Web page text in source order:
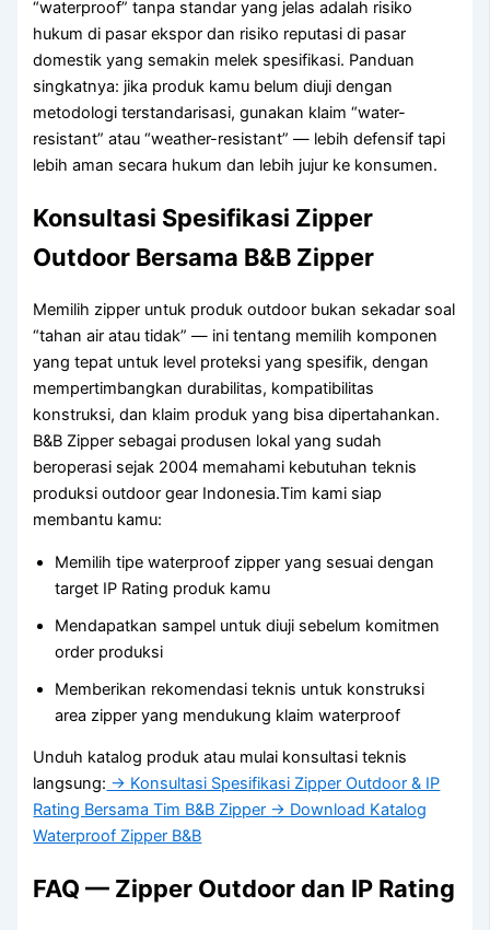
“waterproof” tanpa standar yang jelas adalah risiko
hukum di pasar ekspor dan risiko reputasi di pasar
domestik yang semakin melek spesifikasi. Panduan
singkatnya: jika produk kamu belum diuji dengan
metodologi terstandarisasi, gunakan klaim “water-
resistant” atau “weather-resistant” — lebih defensif tapi
lebih aman secara hukum dan lebih jujur ke konsumen.
Konsultasi Spesifikasi Zipper
Outdoor Bersama B&B Zipper
Memilih zipper untuk produk outdoor bukan sekadar soal
“tahan air atau tidak” — ini tentang memilih komponen
yang tepat untuk level proteksi yang spesifik, dengan
mempertimbangkan durabilitas, kompatibilitas
konstruksi, dan klaim produk yang bisa dipertahankan.
B&B Zipper sebagai produsen lokal yang sudah
beroperasi sejak 2004 memahami kebutuhan teknis
produksi outdoor gear Indonesia.Tim kami siap
membantu kamu:
Memilih tipe waterproof zipper yang sesuai dengan
target IP Rating produk kamu
Mendapatkan sampel untuk diuji sebelum komitmen
order produksi
Memberikan rekomendasi teknis untuk konstruksi
area zipper yang mendukung klaim waterproof
Unduh katalog produk atau mulai konsultasi teknis
langsung: → Konsultasi Spesifikasi Zipper Outdoor & IP
Rating Bersama Tim B&B Zipper → Download Katalog
Waterproof Zipper B&B
FAQ — Zipper Outdoor dan IP Rating